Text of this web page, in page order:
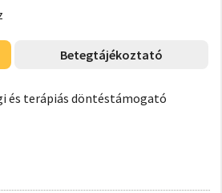
Betegtájékoztató
és terápiás döntéstámogató